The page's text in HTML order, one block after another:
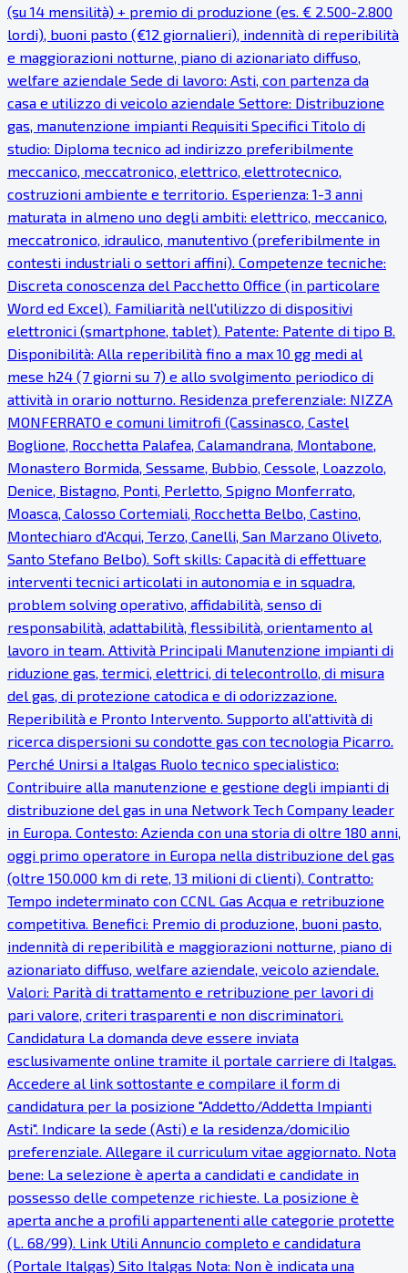
(su 14 mensilità) + premio di produzione (es. € 2.500-2.800
lordi), buoni pasto (€12 giornalieri), indennità di reperibilità
e maggiorazioni notturne, piano di azionariato diffuso,
welfare aziendale Sede di lavoro: Asti, con partenza da
casa e utilizzo di veicolo aziendale Settore: Distribuzione
gas, manutenzione impianti Requisiti Specifici Titolo di
studio: Diploma tecnico ad indirizzo preferibilmente
meccanico, meccatronico, elettrico, elettrotecnico,
costruzioni ambiente e territorio. Esperienza: 1-3 anni
maturata in almeno uno degli ambiti: elettrico, meccanico,
meccatronico, idraulico, manutentivo (preferibilmente in
contesti industriali o settori affini). Competenze tecniche:
Discreta conoscenza del Pacchetto Office (in particolare
Word ed Excel). Familiarità nell'utilizzo di dispositivi
elettronici (smartphone, tablet). Patente: Patente di tipo B.
Disponibilità: Alla reperibilità fino a max 10 gg medi al
mese h24 (7 giorni su 7) e allo svolgimento periodico di
attività in orario notturno. Residenza preferenziale: NIZZA
MONFERRATO e comuni limitrofi (Cassinasco, Castel
Boglione, Rocchetta Palafea, Calamandrana, Montabone,
Monastero Bormida, Sessame, Bubbio, Cessole, Loazzolo,
Denice, Bistagno, Ponti, Perletto, Spigno Monferrato,
Moasca, Calosso Cortemiali, Rocchetta Belbo, Castino,
Montechiaro d'Acqui, Terzo, Canelli, San Marzano Oliveto,
Santo Stefano Belbo). Soft skills: Capacità di effettuare
interventi tecnici articolati in autonomia e in squadra,
problem solving operativo, affidabilità, senso di
responsabilità, adattabilità, flessibilità, orientamento al
lavoro in team. Attività Principali Manutenzione impianti di
riduzione gas, termici, elettrici, di telecontrollo, di misura
del gas, di protezione catodica e di odorizzazione.
Reperibilità e Pronto Intervento. Supporto all'attività di
ricerca dispersioni su condotte gas con tecnologia Picarro.
Perché Unirsi a Italgas Ruolo tecnico specialistico:
Contribuire alla manutenzione e gestione degli impianti di
distribuzione del gas in una Network Tech Company leader
in Europa. Contesto: Azienda con una storia di oltre 180 anni,
oggi primo operatore in Europa nella distribuzione del gas
(oltre 150.000 km di rete, 13 milioni di clienti). Contratto:
Tempo indeterminato con CCNL Gas Acqua e retribuzione
competitiva. Benefici: Premio di produzione, buoni pasto,
indennità di reperibilità e maggiorazioni notturne, piano di
azionariato diffuso, welfare aziendale, veicolo aziendale.
Valori: Parità di trattamento e retribuzione per lavori di
pari valore, criteri trasparenti e non discriminatori.
Candidatura La domanda deve essere inviata
esclusivamente online tramite il portale carriere di Italgas.
Accedere al link sottostante e compilare il form di
candidatura per la posizione "Addetto/Addetta Impianti
Asti". Indicare la sede (Asti) e la residenza/domicilio
preferenziale. Allegare il curriculum vitae aggiornato. Nota
bene: La selezione è aperta a candidati e candidate in
possesso delle competenze richieste. La posizione è
aperta anche a profili appartenenti alle categorie protette
(L. 68/99). Link Utili Annuncio completo e candidatura
(Portale Italgas) Sito Italgas Nota: Non è indicata una